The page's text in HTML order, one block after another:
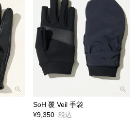
SoH 覆 Veil 手袋
¥9,350 税込